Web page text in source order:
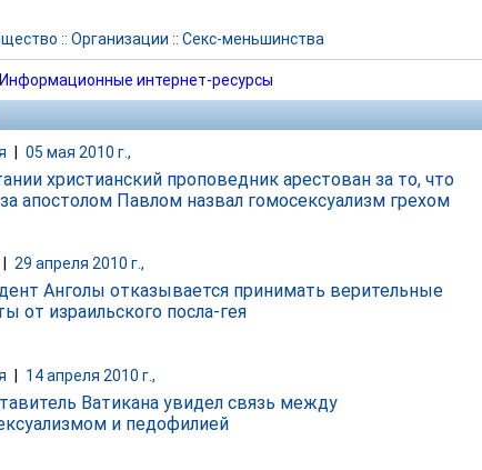
:: Организации :: Секс-меньшинства
Информационные интернет-ресурсы
05 мая 2010 г.,
христианский проповедник арестован за то, что
апостолом Павлом назвал гомосексуализм грехом
29 апреля 2010 г.,
Анголы отказывается принимать верительные
от израильского посла-гея
| 14 апреля 2010 г.,
Ватикана увидел связь между
и педофилией